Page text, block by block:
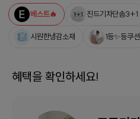
베스트🔥 진드기차단솜3+1
시원한냉감소재 1등✨등쿠션
혜택을 확인하세요!